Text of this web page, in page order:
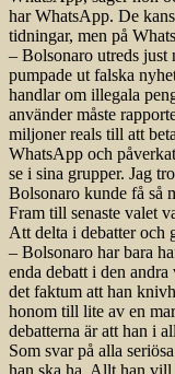
har WhatsApp. De
tidningar, men på
– Bolsonaro utreds
pumpade ut falska
handlar om illegala
använder måste
miljoner reals till att
WhatsApp och
se i sina grupper. Jag
Bolsonaro kunde få så
Fram till senaste valet
Att delta i debatter och
– Bolsonaro har bara
enda debatt i den
det faktum att han
honom till lite av en
debatterna är att han i
Som svar på alla